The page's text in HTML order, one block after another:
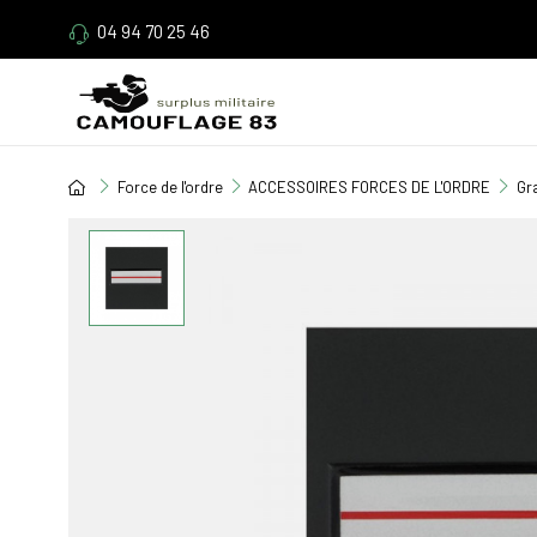
04 94 70 25 46
Force de l'ordre ACCESSOIRES FORCES DE L'ORDRE